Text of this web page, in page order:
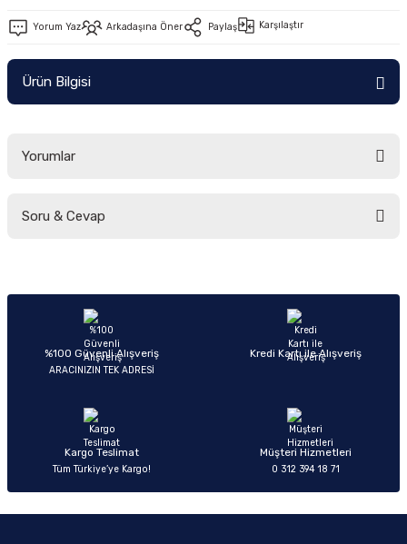
Ön/Arka Takımlar
Yorum Yaz Arkadaşına Öner Paylaş Karşılaştır
Ürün Bilgisi
Yorumlar
Soru & Cevap
Ürün hakkında henüz soru sorulmamış.
%100 Güvenli Alışveriş
ARACINIZIN TEK ADRESİ
Kredi Kartı ile Alışveriş
Kargo Teslimat
Tüm Türkiye’ye Kargo!
Müşteri Hizmetleri
0 312 394 18 71